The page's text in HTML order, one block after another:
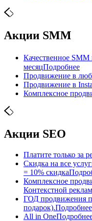
Акции SMM
Качественное
месяцПодробнее
Продвижение в
Продвижение в
Комплексное
Акции SEO
Платите только за
Скидка на все
= 10% скидка
Комплексное
Контекстной
ГОД продвижения
подарок).Подробнее
All in One